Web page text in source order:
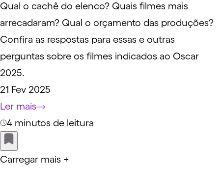
Qual o cachê do elenco? Quais filmes mais
arrecadaram? Qual o orçamento das produções?
Confira as respostas para essas e outras
perguntas sobre os filmes indicados ao Oscar
2025.
21 Fev 2025
Ler mais
4 minutos de leitura
Carregar mais +